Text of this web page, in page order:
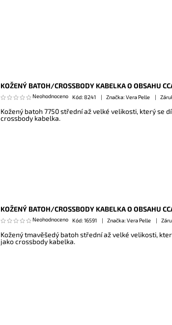
KOŽENÝ BATOH/CROSSBODY KABELKA O OBSAHU
Neohodnoceno Kód: 8241 Značka: Vera Pelle
Kožený batoh 7750 střední až velké velikosti, který se
crossbody kabelka.
KOŽENÝ BATOH/CROSSBODY KABELKA O OBSAHU
Neohodnoceno Kód: 16591 Značka: Vera Pelle
Kožený tmavěšedý batoh střední až velké velikosti,
jako crossbody kabelka.